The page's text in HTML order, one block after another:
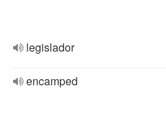
legislador
encamped